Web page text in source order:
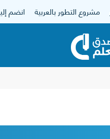
مشروع التطور بالعربية انضم